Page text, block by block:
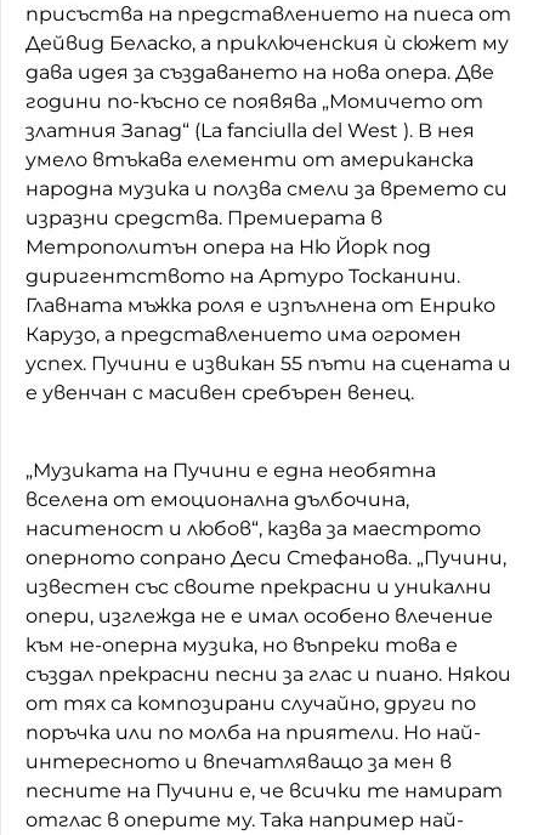
присъства на представлението на пиеса от
Дейвид Беласко, а приключенския ѝ сюжет му
дава идея за създаването на нова опера. Две
години по-късно се появява „Момичето от
златния Запад“ (La fanciulla del West ). В нея
умело втъкава елементи от американска
народна музика и ползва смели за времето си
изразни средства. Премиерата в
Метрополитън опера на Ню Йорк под
диригентството на Артуро Тосканини.
Главната мъжка роля е изпълнена от Енрико
Карузо, а представлението има огромен
успех. Пучини е извикан 55 пъти на сцената и
е увенчан с масивен сребърен венец.
„Музиката на Пучини е една необятна
вселена от емоционална дълбочина,
наситеност и любов“, казва за маестрото
оперното сопрано Деси Стефанова. „Пучини,
известен със своите прекрасни и уникални
опери, изглежда не е имал особено влечение
към не-оперна музика, но въпреки това е
създал прекрасни песни за глас и пиано. Някои
от тях са композирани случайно, други по
поръчка или по молба на приятели. Но най-
интересното и впечатляващо за мен в
песните на Пучини е, че всички те намират
отглас в оперите му. Така например най-